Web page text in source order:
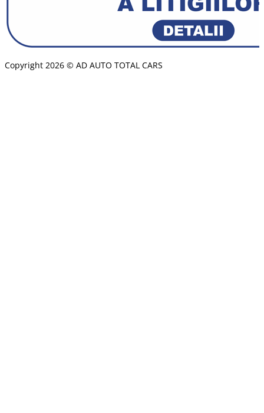
Copyright 2026 © AD AUTO TOTAL CARS